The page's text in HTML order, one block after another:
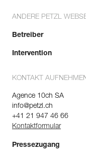
ANDERE PETZL
Betreiber
Intervention
KONTAKT
Agence 10ch SA
info@petzl.ch
+41 21 947 46 66
Kontaktformular
Pressezugang